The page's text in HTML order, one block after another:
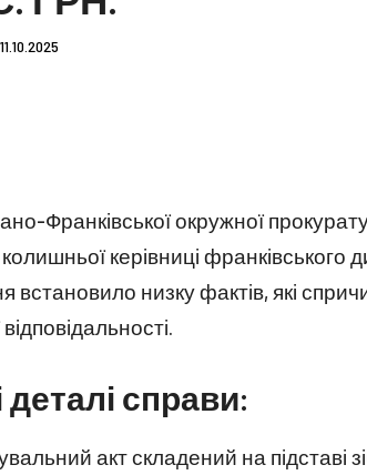
11.10.2025
Франківської окружної
керівниці франківського
встановило низку фактів, які
справи:
акт складений на підставі